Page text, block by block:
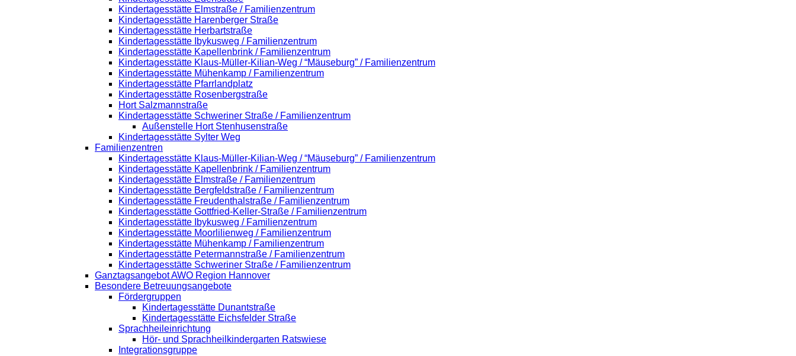
Kindertagesstätte Elmstraße / Familienzentrum
Kindertagesstätte Harenberger Straße
Kindertagesstätte Herbartstraße
Kindertagesstätte Ibykusweg / Familienzentrum
Kindertagesstätte Kapellenbrink / Familienzentrum
Kindertagesstätte Klaus-Müller-Kilian-Weg / “Mäuseburg” / Familienzentrum
Kindertagesstätte Mühenkamp / Familienzentrum
Kindertagesstätte Pfarrlandplatz
Kindertagesstätte Rosenbergstraße
Hort Salzmannstraße
Kindertagesstätte Schweriner Straße / Familienzentrum
Außenstelle Hort Stenhusenstraße
Kindertagesstätte Sylter Weg
Familienzentren
Kindertagesstätte Klaus-Müller-Kilian-Weg / “Mäuseburg” / Familienzentrum
Kindertagesstätte Kapellenbrink / Familienzentrum
Kindertagesstätte Elmstraße / Familienzentrum
Kindertagesstätte Bergfeldstraße / Familienzentrum
Kindertagesstätte Freudenthalstraße / Familienzentrum
Kindertagesstätte Gottfried-Keller-Straße / Familienzentrum
Kindertagesstätte Ibykusweg / Familienzentrum
Kindertagesstätte Moorlilienweg / Familienzentrum
Kindertagesstätte Mühenkamp / Familienzentrum
Kindertagesstätte Petermannstraße / Familienzentrum
Kindertagesstätte Schweriner Straße / Familienzentrum
Ganztagsangebot AWO Region Hannover
Besondere Betreuungsangebote
Fördergruppen
Kindertagesstätte Dunantstraße
Kindertagesstätte Eichsfelder Straße
Sprachheileinrichtung
Hör- und Sprachheilkindergarten Ratswiese
Integrationsgruppe